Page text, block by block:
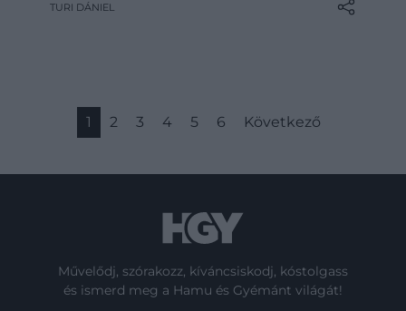
maradandót alkotott. Generációk számára
TURI DÁNIEL
1 2 3 4 5 6 Következő
Művelődj, szórakozz, kíváncsiskodj, kóstolgass
és ismerd meg a Hamu és Gyémánt világát!